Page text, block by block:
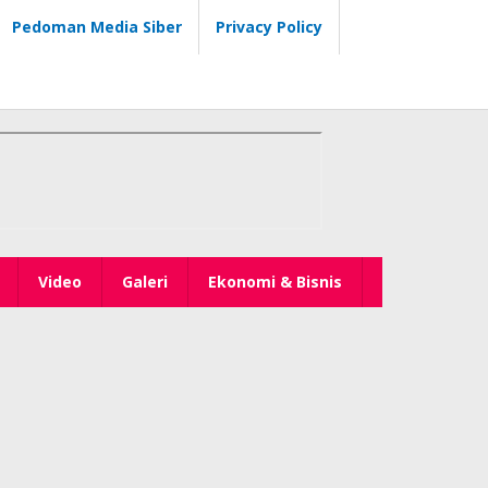
Pedoman Media Siber Privacy Policy
Video Galeri Ekonomi & Bisnis